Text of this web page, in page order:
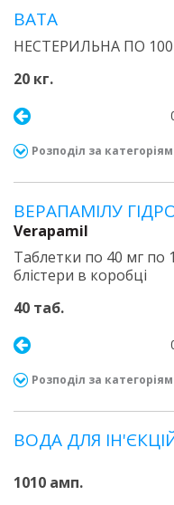
ВАТА
НЕСТЕРИЛЬНА ПО
20 кг.
Розподіл за
ВЕРАПАМІЛУ
Verapamil
Таблетки по 40 мг по
блістери в коробці
40 таб.
Розподіл за
ВОДА ДЛЯ
1010 амп.